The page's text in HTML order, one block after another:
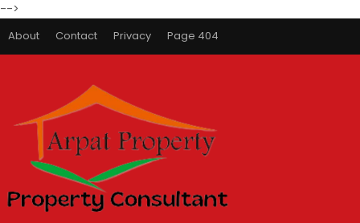
-->
About Contact Privacy Page 404